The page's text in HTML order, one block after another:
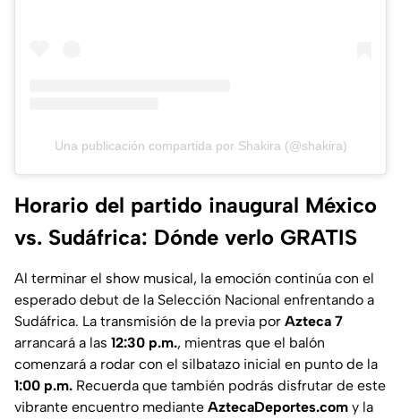
Una publicación compartida por Shakira (@shakira)
Horario del partido inaugural México
vs. Sudáfrica: Dónde verlo GRATIS
Al terminar el show musical, la emoción continúa con el
esperado debut de la Selección Nacional enfrentando a
Sudáfrica. La transmisión de la previa por Azteca 7
arrancará a las 12:30 p.m., mientras que el balón
comenzará a rodar con el silbatazo inicial en punto de la
1:00 p.m. Recuerda que también podrás disfrutar de este
vibrante encuentro mediante AztecaDeportes.com y la